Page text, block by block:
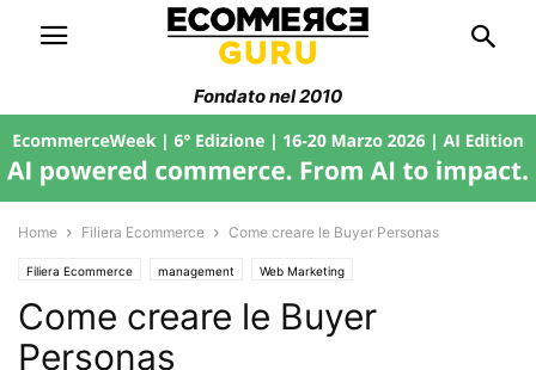
Fondato nel 2010
Home Filiera Ecommerce Come creare le Buyer Personas
Filiera Ecommerce management Web Marketing
Come creare le Buyer
Personas